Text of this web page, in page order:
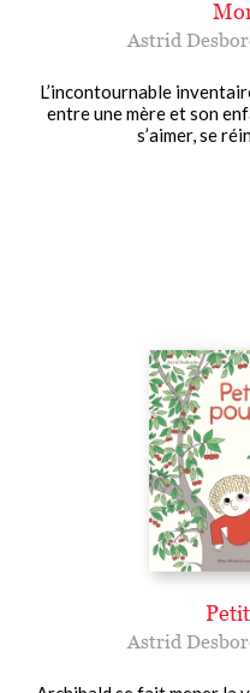
Astrid
L’incontournable
entre une mère et son
s’aimer, se
Astrid